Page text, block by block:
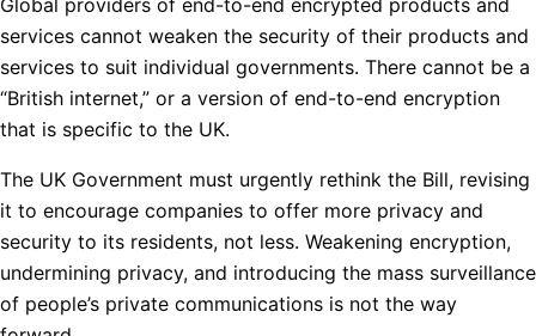
services cannot weaken the security of their products and
services to suit individual governments. There cannot be a
“British internet,” or a version of end-to-end encryption
that is specific to the UK.
The UK Government must urgently rethink the Bill, revising
it to encourage companies to offer more privacy and
security to its residents, not less. Weakening encryption,
undermining privacy, and introducing the mass surveillance
of people’s private communications is not the way